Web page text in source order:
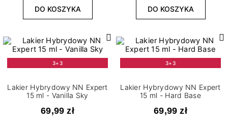
DO KOSZYKA DO KOSZYKA
3+3
Lakier Hybrydowy NN Expert
15 ml - Vanilla Sky
69,99 zł
3+3
Lakier Hybrydowy NN Expert
15 ml - Hard Base
69,99 zł